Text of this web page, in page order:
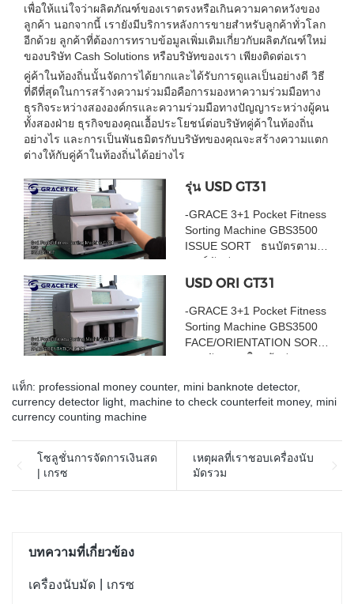
เพื่อให้แน่ใจว่าผลิตภัณฑ์ของเราตรงหรือเกินความคาดหวังของ
ลูกค้า นอกจากนี้ เรายังมีบริการหลังการขายสำหรับลูกค้าทั่วโลก
อีกด้วย ลูกค้าที่ต้องการทราบข้อมูลเพิ่มเติมเกี่ยวกับผลิตภัณฑ์ใหม่
ของบริษัท Cash Solutions หรือบริษัทของเรา เพียงติดต่อเรา
คู่ค้าในท้องถิ่นนั้นจัดการได้ยากและได้รับการดูแลเป็นอย่างดี วิธี
ที่ดีที่สุดในการสร้างความร่วมมือคือการมองหาความร่วมมือทาง
ธุรกิจระหว่างสององค์กรและความร่วมมือทางปัญญาระหว่างผู้คน
ทั้งสองฝ่าย ธุรกิจของคุณเอื้อประโยชน์ต่อบริษัทคู่ค้าในท้องถิ่น
อย่างไร และการเป็นพันธมิตรกับบริษัทของคุณจะสร้างความแตก
ต่างให้กับคู่ค้าในท้องถิ่นได้อย่างไร
รุ่น USD GT31
-GRACE 3+1 Pocket Fitness
Sorting Machine GBS3500
ISSUE SORT ธนบัตรตาม
เวอร์ชันต่างๆ
USD ORI GT31
-GRACE 3+1 Pocket Fitness
Sorting Machine GBS3500
FACE/ORIENTATION SORT
ธนบัตรตามใบหน้าต่างๆ
แท็ก: professional money counter, mini banknote detector,
currency detector light machine to check counterfeit money, mini
currency counting machine
โซลูชั่นการจัดการเงินสด
| เกรซ
เหตุผลที่เราชอบเครื่องนับ
มัดรวม
บทความที่เกี่ยวข้อง
เครื่องนับมัด | เกรซ